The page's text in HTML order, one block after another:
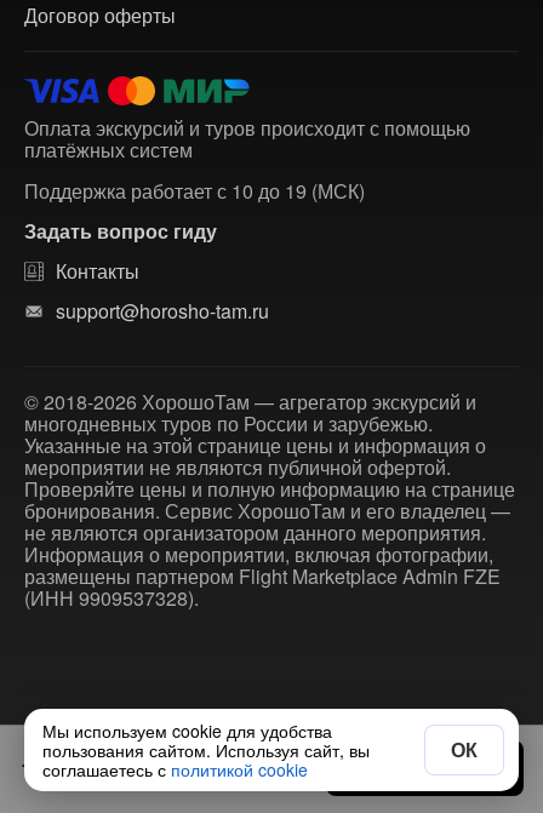
1600 ₽за человека Выбрать дату
Договор оферты
Оплата экскурсий и туров происходит с помощью
платёжных систем
Поддержка работает с 10 до 19 (МСК)
Задать вопрос гиду
Контакты
support@horosho-tam.ru
© 2018-2026 ХорошоТам — агрегатор экскурсий и
многодневных туров по России и зарубежью.
Указанные на этой странице цены и информация о
мероприятии не являются публичной офертой.
Проверяйте цены и полную информацию на странице
бронирования. Сервис ХорошоТам и его владелец —
не являются организатором данного мероприятия.
Информация о мероприятии, включая фотографии,
размещены партнером Flight Marketplace Admin FZE
(ИНН 9909537328).
Мы используем cookie для удобства
пользования сайтом. Используя сайт, вы
соглашаетесь с политикой cookie
ОК